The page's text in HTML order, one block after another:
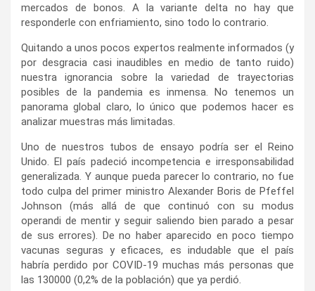
mercados de bonos. A la variante delta no hay que
responderle con enfriamiento, sino todo lo contrario.
Quitando a unos pocos expertos realmente informados (y
por desgracia casi inaudibles en medio de tanto ruido)
nuestra ignorancia sobre la variedad de trayectorias
posibles de la pandemia es inmensa. No tenemos un
panorama global claro, lo único que podemos hacer es
analizar muestras más limitadas.
Uno de nuestros tubos de ensayo podría ser el Reino
Unido. El país padeció incompetencia e irresponsabilidad
generalizada. Y aunque pueda parecer lo contrario, no fue
todo culpa del primer ministro Alexander Boris de Pfeffel
Johnson (más allá de que continuó con su modus
operandi de mentir y seguir saliendo bien parado a pesar
de sus errores). De no haber aparecido en poco tiempo
vacunas seguras y eficaces, es indudable que el país
habría perdido por COVID‑19 muchas más personas que
las 130000 (0,2% de la población) que ya perdió.